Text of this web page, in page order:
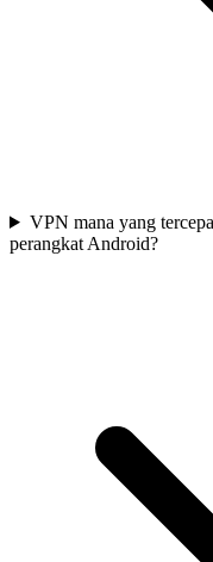
VPN mana yang
perangkat Android?